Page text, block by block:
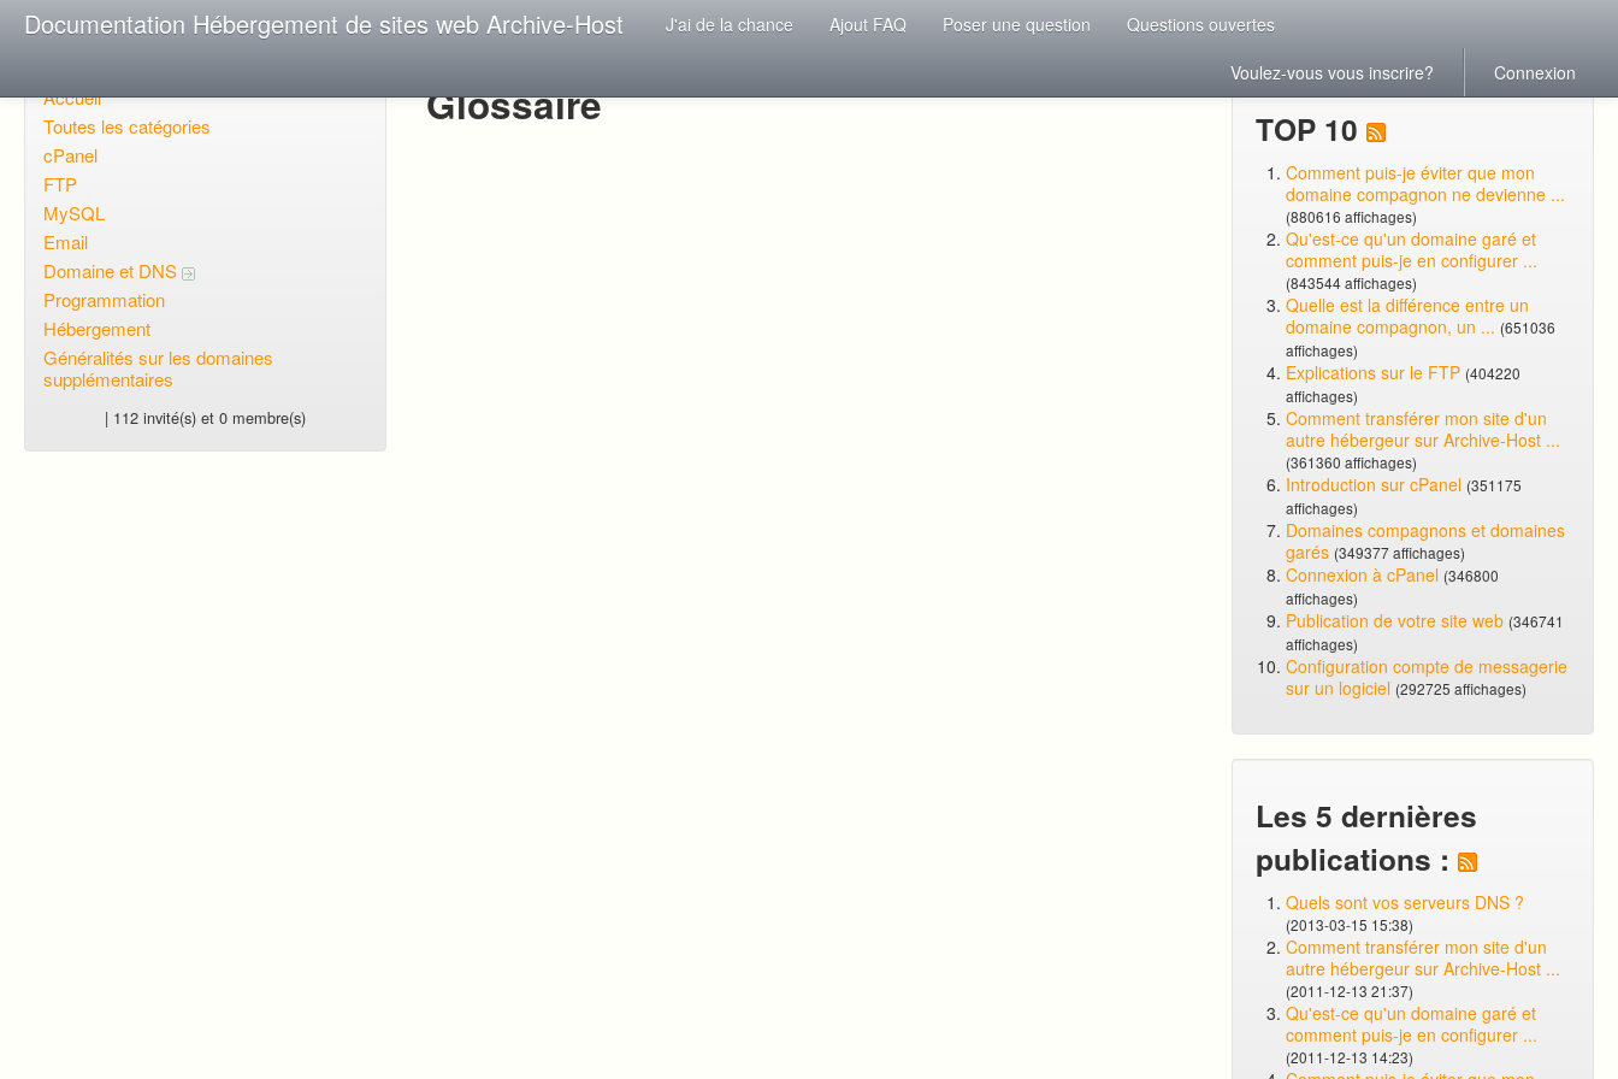
Documentation Hébergement de sites web Archive-Host J'ai de la chance Ajout FAQ Poser une question
Questions ouvertes
Voulez-vous vous inscrire?
Connexion
Accueil
Toutes les catégories
cPanel
FTP
MySQL
Email
Domaine et DNS
Programmation
Hébergement
Généralités sur les domaines
supplémentaires
| 112 invité(s) et 0 membre(s)
Glossaire TOP 10
Comment puis-je éviter que mon
domaine compagnon ne devienne ...
(880616 affichages)
Qu'est-ce qu'un domaine garé et
comment puis-je en configurer ...
(843544 affichages)
Quelle est la différence entre un
domaine compagnon, un ... (651036
affichages)
Explications sur le FTP (404220
affichages)
Comment transférer mon site d'un
autre hébergeur sur Archive-Host ...
(361360 affichages)
Introduction sur cPanel (351175
affichages)
Domaines compagnons et domaines
garés (349377 affichages)
Connexion à cPanel (346800
affichages)
Publication de votre site web (346741
affichages)
Configuration compte de messagerie
sur un logiciel (292725 affichages)
Les 5 dernières
publications :
Quels sont vos serveurs DNS ?
(2013-03-15 15:38)
Comment transférer mon site d'un
autre hébergeur sur Archive-Host ...
(2011-12-13 21:37)
Qu'est-ce qu'un domaine garé et
comment puis-je en configurer ...
(2011-12-13 14:23)